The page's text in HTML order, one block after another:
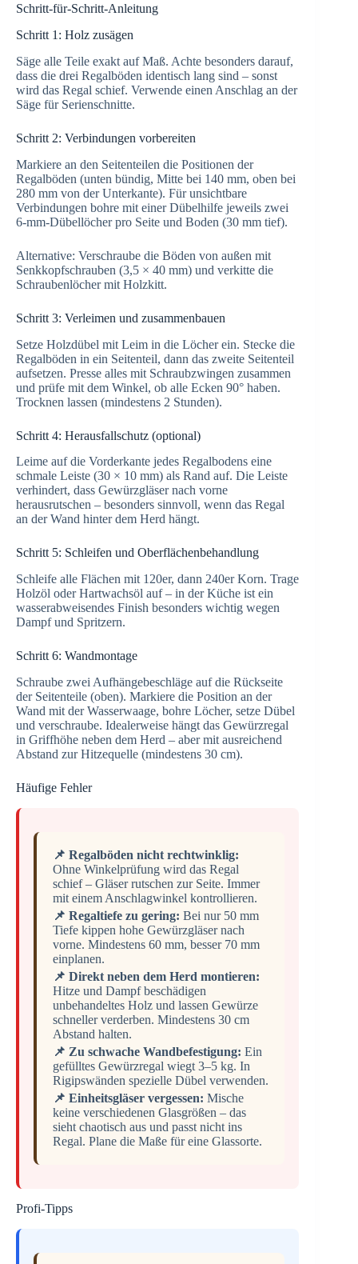
Schritt-für-Schritt-Anleitung
Schritt 1: Holz zusägen
Säge alle Teile exakt auf Maß. Achte besonders darauf,
dass die drei Regalböden identisch lang sind – sonst
wird das Regal schief. Verwende einen Anschlag an der
Säge für Serienschnitte.
Schritt 2: Verbindungen vorbereiten
Markiere an den Seitenteilen die Positionen der
Regalböden (unten bündig, Mitte bei 140 mm, oben bei
280 mm von der Unterkante). Für unsichtbare
Verbindungen bohre mit einer Dübelhilfe jeweils zwei
6-mm-Dübellöcher pro Seite und Boden (30 mm tief).
Alternative: Verschraube die Böden von außen mit
Senkkopfschrauben (3,5 × 40 mm) und verkitte die
Schraubenlöcher mit Holzkitt.
Schritt 3: Verleimen und zusammenbauen
Setze Holzdübel mit Leim in die Löcher ein. Stecke die
Regalböden in ein Seitenteil, dann das zweite Seitenteil
aufsetzen. Presse alles mit Schraubzwingen zusammen
und prüfe mit dem Winkel, ob alle Ecken 90° haben.
Trocknen lassen (mindestens 2 Stunden).
Schritt 4: Herausfallschutz (optional)
Leime auf die Vorderkante jedes Regalbodens eine
schmale Leiste (30 × 10 mm) als Rand auf. Die Leiste
verhindert, dass Gewürzgläser nach vorne
herausrutschen – besonders sinnvoll, wenn das Regal
an der Wand hinter dem Herd hängt.
Schritt 5: Schleifen und Oberflächenbehandlung
Schleife alle Flächen mit 120er, dann 240er Korn. Trage
Holzöl oder Hartwachsöl auf – in der Küche ist ein
wasserabweisendes Finish besonders wichtig wegen
Dampf und Spritzern.
Schritt 6: Wandmontage
Schraube zwei Aufhängebeschläge auf die Rückseite
der Seitenteile (oben). Markiere die Position an der
Wand mit der Wasserwaage, bohre Löcher, setze Dübel
und verschraube. Idealerweise hängt das Gewürzregal
in Griffhöhe neben dem Herd – aber mit ausreichend
Abstand zur Hitzequelle (mindestens 30 cm).
Häufige Fehler
📌 Regalböden nicht rechtwinklig:
Ohne Winkelprüfung wird das Regal
schief – Gläser rutschen zur Seite. Immer
mit einem Anschlagwinkel kontrollieren.
📌 Regaltiefe zu gering: Bei nur 50 mm
Tiefe kippen hohe Gewürzgläser nach
vorne. Mindestens 60 mm, besser 70 mm
einplanen.
📌 Direkt neben dem Herd montieren:
Hitze und Dampf beschädigen
unbehandeltes Holz und lassen Gewürze
schneller verderben. Mindestens 30 cm
Abstand halten.
📌 Zu schwache Wandbefestigung: Ein
gefülltes Gewürzregal wiegt 3–5 kg. In
Rigipswänden spezielle Dübel verwenden.
📌 Einheitsgläser vergessen: Mische
keine verschiedenen Glasgrößen – das
sieht chaotisch aus und passt nicht ins
Regal. Plane die Maße für eine Glassorte.
Profi-Tipps